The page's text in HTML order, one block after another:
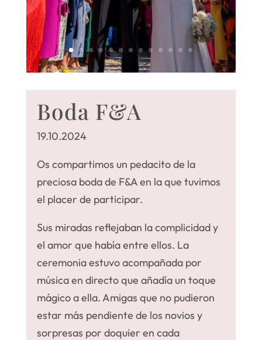
Boda F&A
19.10.2024
Os compartimos un pedacito de la
preciosa boda de F&A en la que tuvimos
el placer de participar.
Sus miradas reflejaban la complicidad y
el amor que había entre ellos. La
ceremonia estuvo acompañada por
música en directo que añadía un toque
mágico a ella. Amigas que no pudieron
estar más pendiente de los novios y
sorpresas por doquier en cada